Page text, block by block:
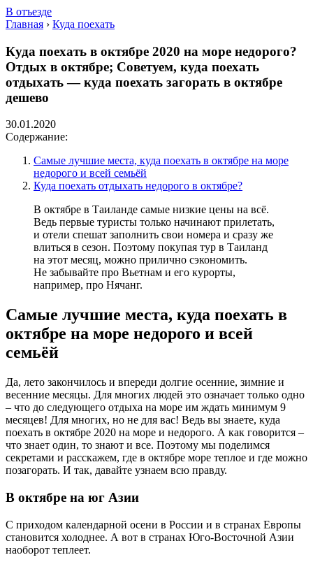
В отъезде
Главная › Куда поехать
Куда поехать в октябре 2020 на море недорого?
Отдых в октябре; Советуем, куда поехать
отдыхать — куда поехать загорать в октябре
дешево
30.01.2020
Содержание:
Самые лучшие места, куда поехать в октябре на море
недорого и всей семьёй
Куда поехать отдыхать недорого в октябре?
В октябре в Таиланде самые низкие цены на всё.
Ведь первые туристы только начинают прилетать,
и отели спешат заполнить свои номера и сразу же
влиться в сезон. Поэтому покупая тур в Таиланд
на этот месяц, можно прилично сэкономить.
Не забывайте про Вьетнам и его курорты,
например, про Нячанг.
Самые лучшие места, куда поехать в
октябре на море недорого и всей
семьёй
Да, лето закончилось и впереди долгие осенние, зимние и
весенние месяцы. Для многих людей это означает только одно
– что до следующего отдыха на море им ждать минимум 9
месяцев! Для многих, но не для вас! Ведь вы знаете, куда
поехать в октябре 2020 на море и недорого. А как говорится –
что знает один, то знают и все. Поэтому мы поделимся
секретами и расскажем, где в октябре море теплое и где можно
позагорать. И так, давайте узнаем всю правду.
В октябре на юг Азии
С приходом календарной осени в России и в странах Европы
становится холоднее. А вот в странах Юго-Восточной Азии
наоборот теплеет.